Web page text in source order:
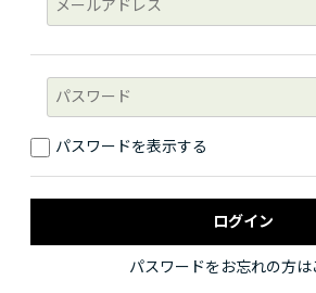
パスワードを表示する
パスワードをお忘れの方は